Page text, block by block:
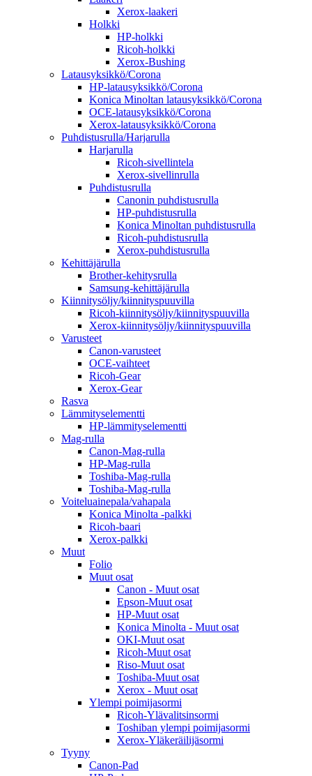
Xerox-laakeri
Holkki
HP-holkki
Ricoh-holkki
Xerox-Bushing
Latausyksikkö/Corona
HP-latausyksikkö/Corona
Konica Minoltan latausyksikkö/Corona
OCE-latausyksikkö/Corona
Xerox-latausyksikkö/Corona
Puhdistusrulla/Harjarulla
Harjarulla
Ricoh-sivellintela
Xerox-sivellinrulla
Puhdistusrulla
Canonin puhdistusrulla
HP-puhdistusrulla
Konica Minoltan puhdistusrulla
Ricoh-puhdistusrulla
Xerox-puhdistusrulla
Kehittäjärulla
Brother-kehitysrulla
Samsung-kehittäjärulla
Kiinnitysöljy/kiinnityspuuvilla
Ricoh-kiinnitysöljy/kiinnityspuuvilla
Xerox-kiinnitysöljy/kiinnityspuuvilla
Varusteet
Canon-varusteet
OCE-vaihteet
Ricoh-Gear
Xerox-Gear
Rasva
Lämmityselementti
HP-lämmityselementti
Mag-rulla
Canon-Mag-rulla
HP-Mag-rulla
Toshiba-Mag-rulla
Toshiba-Mag-rulla
Voiteluainepala/vahapala
Konica Minolta -palkki
Ricoh-baari
Xerox-palkki
Muut
Folio
Muut osat
Canon - Muut osat
Epson-Muut osat
HP-Muut osat
Konica Minolta - Muut osat
OKI-Muut osat
Ricoh-Muut osat
Riso-Muut osat
Toshiba-Muut osat
Xerox - Muut osat
Ylempi poimijasormi
Ricoh-Ylävalitsinsormi
Toshiban ylempi poimijasormi
Xerox-Yläkeräilijäsormi
Tyyny
Canon-Pad